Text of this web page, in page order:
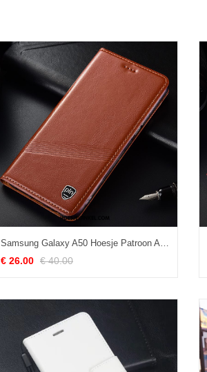
Samsung Galaxy A50 Hoesje Patroon Anti-fall Bescherming, Samsung Galaxy A50 Hoesje Echt Leer All Inclusive Braun
€ 26.00 € 40.00